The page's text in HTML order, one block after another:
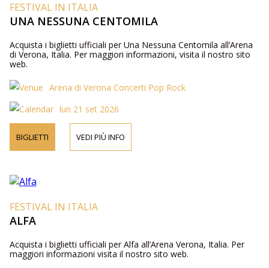
FESTIVAL IN ITALIA
UNA NESSUNA CENTOMILA
Acquista i biglietti ufficiali per Una Nessuna Centomila all’Arena
di Verona, Italia. Per maggiori informazioni, visita il nostro sito
web.
Arena di Verona Concerti Pop Rock
lun 21 set 2026
BIGLIETTI VEDI PIÙ INFO
FESTIVAL IN ITALIA
ALFA
Acquista i biglietti ufficiali per Alfa all’Arena Verona, Italia. Per
maggiori informazioni visita il nostro sito web.